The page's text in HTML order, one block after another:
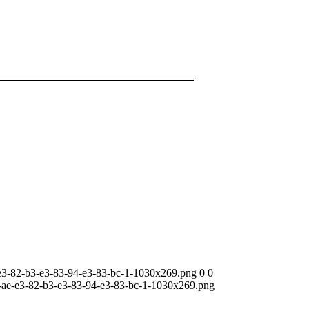
82-b3-e3-83-94-e3-83-bc-1-1030x269.png 0 0
e3-82-b3-e3-83-94-e3-83-bc-1-1030x269.png